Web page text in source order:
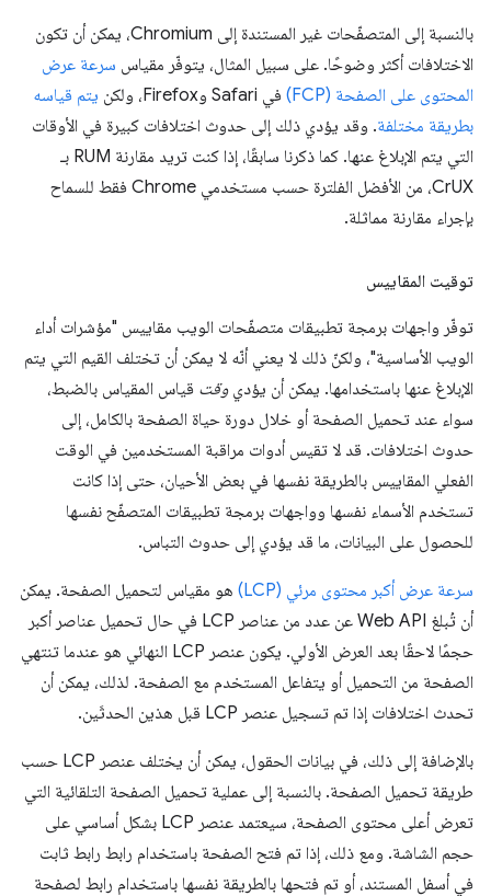
بالنسبة إلى المتصفّحات غير المستندة إلى Chromium، يمكن أن تكون
الاختلافات أكثر وضوحًا. على سبيل المثال، يتوفّر مقياس سرعة عرض
المحتوى على الصفحة (FCP)
في Safari وFirefox، ولكن
يتم قياسه
بطريقة مختلفة. وقد يؤدي ذلك إلى حدوث اختلافات كبيرة في الأوقات
التي يتم الإبلاغ عنها. كما ذكرنا سابقًا، إذا كنت تريد مقارنة RUM بـ
CrUX، من الأفضل الفلترة حسب مستخدمي Chrome فقط للسماح
بإجراء مقارنة مماثلة.
توقيت المقاييس
توفّر واجهات برمجة تطبيقات متصفّحات الويب مقاييس "مؤشرات أداء
الويب الأساسية"، ولكنّ ذلك لا يعني أنّه لا يمكن أن تختلف القيم التي يتم
الإبلاغ عنها باستخدامها. يمكن أن يؤديوقت قياس المقياس بالضبط،
سواء عند تحميل الصفحة أو خلال دورة حياة الصفحة بالكامل، إلى
حدوث اختلافات. قد لا تقيس أدوات مراقبة المستخدمين في الوقت
الفعلي المقاييس بالطريقة نفسها في بعض الأحيان، حتى إذا كانت
تستخدم الأسماء نفسها وواجهات برمجة تطبيقات المتصفّح نفسها
للحصول على البيانات، ما قد يؤدي إلى حدوث التباس.
سرعة عرض أكبر محتوى مرئي (LCP)
هو مقياس لتحميل الصفحة. يمكن
أن تُبلغ Web API عن عدد من عناصر LCP في حال تحميل عناصر أكبر
حجمًا لاحقًا بعد العرض الأولي. يكون عنصر LCP النهائي هو عندما تنتهي
الصفحة من التحميل أو يتفاعل المستخدم مع الصفحة. لذلك، يمكن أن
تحدث اختلافات إذا تم تسجيل عنصر LCP قبل هذين الحدثَين.
بالإضافة إلى ذلك، في بيانات الحقول، يمكن أن يختلف عنصر LCP حسب
طريقة تحميل الصفحة. بالنسبة إلى عملية تحميل الصفحة التلقائية التي
تعرض أعلى محتوى الصفحة، سيعتمد عنصر LCP بشكل أساسي على
حجم الشاشة. ومع ذلك، إذا تم فتح الصفحة باستخدام رابط رابط ثابت
في أسفل المستند، أو تم فتحها بالطريقة نفسها باستخدام رابط لصفحة